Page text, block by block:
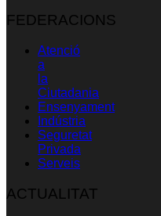
FEDERACIONS
Atenció
a
la
Ciutadania
Ensenyament
Indústria
Seguretat
Privada
Serveis
ACTUALITAT